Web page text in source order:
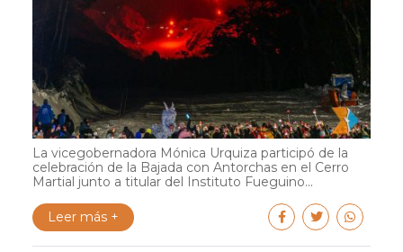
La vicegobernadora Mónica Urquiza participó de la
celebración de la Bajada con Antorchas en el Cerro
Martial junto a titular del Instituto Fueguino...
Leer más +